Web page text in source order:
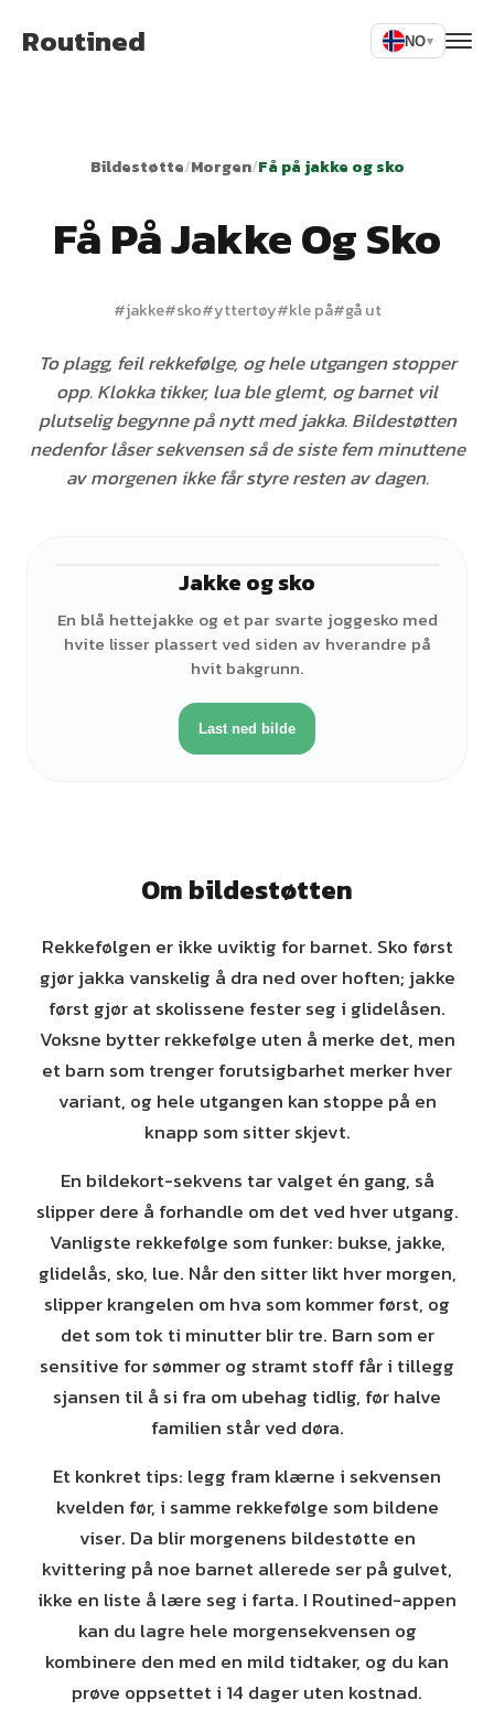
Routined NO▾
Bildestøtte/Morgen/Få på jakke og sko
Få På Jakke Og Sko
#jakke#sko#yttertøy#kle på#gå ut
To plagg, feil rekkefølge, og hele utgangen stopper
opp. Klokka tikker, lua ble glemt, og barnet vil
plutselig begynne på nytt med jakka. Bildestøtten
nedenfor låser sekvensen så de siste fem minuttene
av morgenen ikke får styre resten av dagen.
Jakke og sko
En blå hettejakke og et par svarte joggesko med
hvite lisser plassert ved siden av hverandre på
hvit bakgrunn.
Last ned bilde
Om bildestøtten
Rekkefølgen er ikke uviktig for barnet. Sko først
gjør jakka vanskelig å dra ned over hoften; jakke
først gjør at skolissene fester seg i glidelåsen.
Voksne bytter rekkefølge uten å merke det, men
et barn som trenger forutsigbarhet merker hver
variant, og hele utgangen kan stoppe på en
knapp som sitter skjevt.
En bildekort-sekvens tar valget én gang, så
slipper dere å forhandle om det ved hver utgang.
Vanligste rekkefølge som funker: bukse, jakke,
glidelås, sko, lue. Når den sitter likt hver morgen,
slipper krangelen om hva som kommer først, og
det som tok ti minutter blir tre. Barn som er
sensitive for sømmer og stramt stoff får i tillegg
sjansen til å si fra om ubehag tidlig, før halve
familien står ved døra.
Et konkret tips: legg fram klærne i sekvensen
kvelden før, i samme rekkefølge som bildene
viser. Da blir morgenens bildestøtte en
kvittering på noe barnet allerede ser på gulvet,
ikke en liste å lære seg i farta. I Routined-appen
kan du lagre hele morgensekvensen og
kombinere den med en mild tidtaker, og du kan
prøve oppsettet i 14 dager uten kostnad.